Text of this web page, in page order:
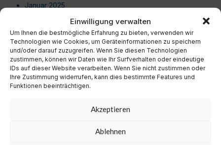
Einwilligung verwalten
Um Ihnen die bestmögliche Erfahrung zu bieten, verwenden wir
Technologien wie Cookies, um Geräteinformationen zu speichern
und/oder darauf zuzugreifen. Wenn Sie diesen Technologien
zustimmen, können wir Daten wie Ihr Surfverhalten oder eindeutige
IDs auf dieser Website verarbeiten. Wenn Sie nicht zustimmen oder
Ihre Zustimmung widerrufen, kann dies bestimmte Features und
Funktionen beeinträchtigen.
Akzeptieren
Ablehnen
Januar 2025
Oktober 2024
September 2024
August 2024
Juli 2024
Juni 2024